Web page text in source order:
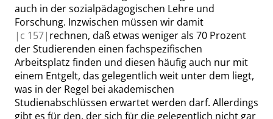
auch in der sozialpädagogischen Lehre und
Forschung. Inzwischen müssen wir damit
| c 157| rechnen, daß etwas weniger als 70 Prozent
der Studierenden einen fachspezifischen
Arbeitsplatz finden und diesen häufig auch nur mit
einem Entgelt, das gelegentlich weit unterdem liegt,
was in der Regel bei akademischen
Studienabschlüssen erwartet werden darf. Allerdings
gibt es für den, der sich für die gelegentlich nicht gar